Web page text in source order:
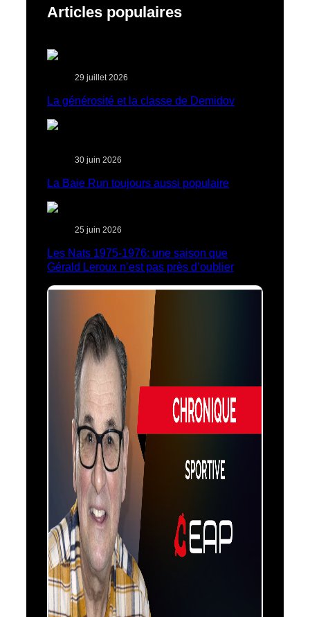
Articles populaires
29 juillet 2026
La générosité et la classe de Demidov
30 juin 2026
La Baie Run toujours aussi populaire
25 juin 2026
Les Nats 1975-1976: une saison que
Gérald Leroux n’est pas près d’oublier